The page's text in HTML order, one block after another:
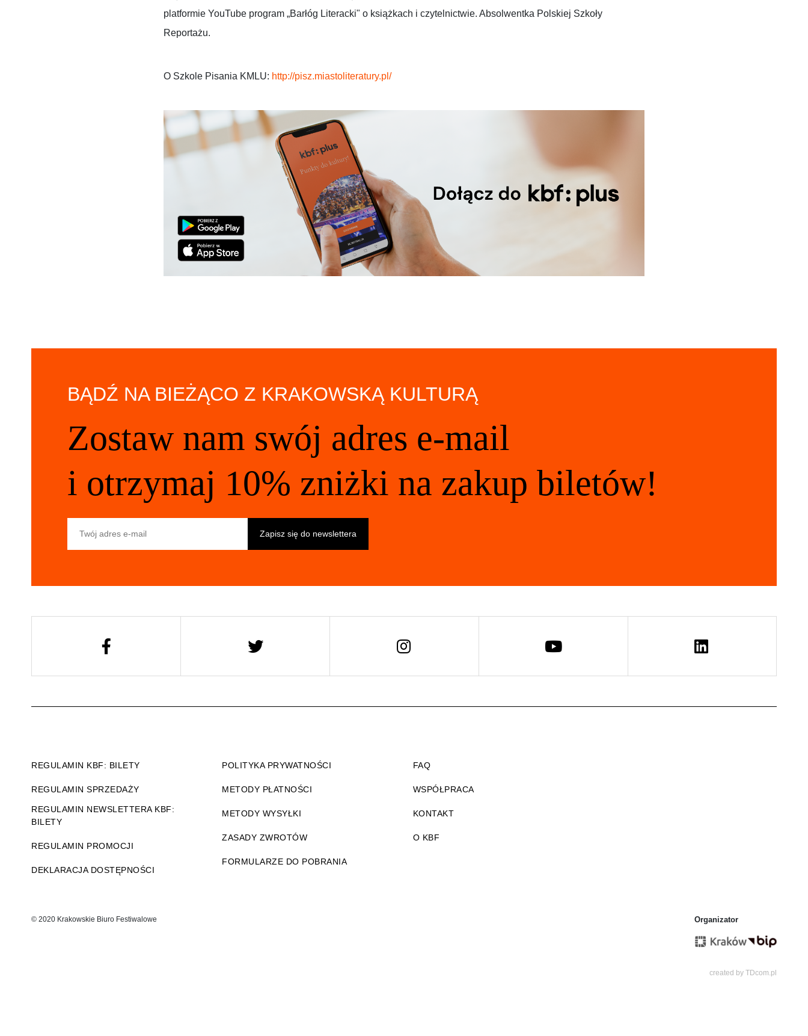
platformie YouTube program „Barłóg Literacki" o książkach i czytelnictwie. Absolwentka Polskiej Szkoły
Reportażu.
O Szkole Pisania KMLU: http://pisz.miastoliteratury.pl/
BĄDŹ NA BIEŻĄCO Z KRAKOWSKĄ KULTURĄ
Zostaw nam swój adres e-mail
i otrzymaj 10% zniżki na zakup biletów!
REGULAMIN KBF: BILETY
REGULAMIN SPRZEDAŻY
REGULAMIN NEWSLETTERA KBF:
BILETY
REGULAMIN PROMOCJI
DEKLARACJA DOSTĘPNOŚCI
POLITYKA PRYWATNOŚCI
METODY PŁATNOŚCI
METODY WYSYŁKI
ZASADY ZWROTÓW
FORMULARZE DO POBRANIA
FAQ
WSPÓŁPRACA
KONTAKT
O KBF
© 2020 Krakowskie Biuro Festiwalowe Organizator
created by TDcom.pl